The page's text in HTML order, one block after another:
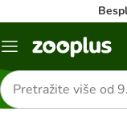
Izbornik
Traži
proizvode